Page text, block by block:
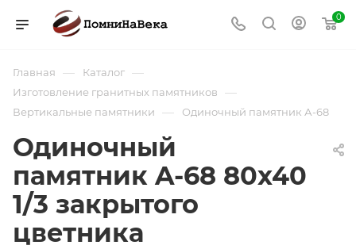
0
Главная — Каталог —
Изготовление гранитных памятников —
Вертикальные памятники — Одиночный памятник А-68
Одиночный
памятник A-68 80х40
1/3 закрытого
цветника